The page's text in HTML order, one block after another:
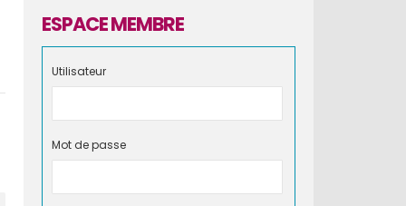
ESPACE MEMBRE
Utilisateur
Mot de passe